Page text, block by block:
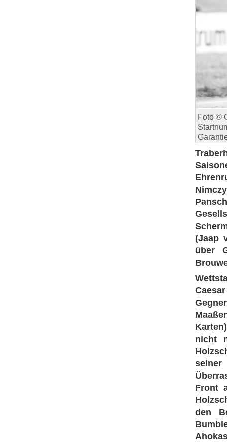
Foto ©
(Jaap
über
nicht
Front
den